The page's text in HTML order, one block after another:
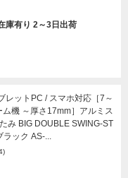
庫有り 2～3日出荷
ットPC / スマホ対応［7～
ム機 ～厚さ17mm］アルミス
み BIG DOUBLE SWING-ST
ラック AS-...